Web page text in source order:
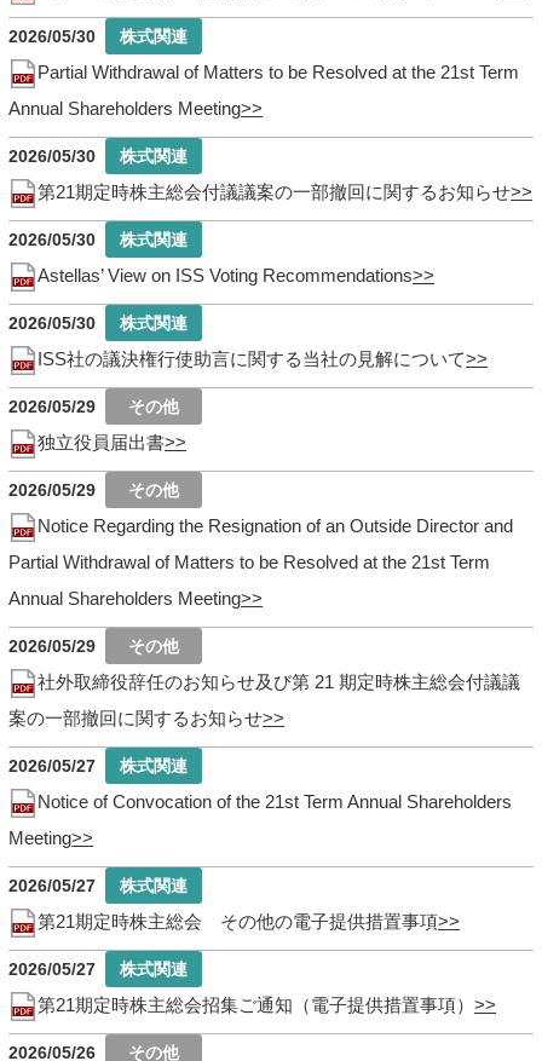
2026/05/30
Partial Withdrawal of Matters to be Resolved at the 21st Term
Annual Shareholders Meeting
2026/05/30
第21期定時株主総会付議議案の一部撤回に関するお知らせ
2026/05/30
Astellas’ View on ISS Voting Recommendations
2026/05/30
ISS社の議決権行使助言に関する当社の見解について
2026/05/29
独立役員届出書
2026/05/29
Notice Regarding the Resignation of an Outside Director and
Partial Withdrawal of Matters to be Resolved at the 21st Term
Annual Shareholders Meeting
2026/05/29
社外取締役辞任のお知らせ及び第 21 期定時株主総会付議議
案の一部撤回に関するお知らせ
2026/05/27
Notice of Convocation of the 21st Term Annual Shareholders
Meeting
2026/05/27
第21期定時株主総会 その他の電子提供措置事項
2026/05/27
第21期定時株主総会招集ご通知（電子提供措置事項）
2026/05/26